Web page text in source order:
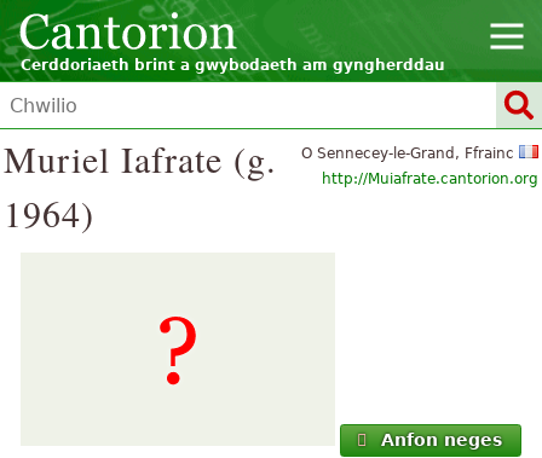
Cerddoriaeth brint a gwybodaeth am gyngherddau
O Sennecey-le-Grand, Ffrainc
http://Muiafrate.cantorion.org
Muriel Iafrate (g.
1964)
Anfon neges